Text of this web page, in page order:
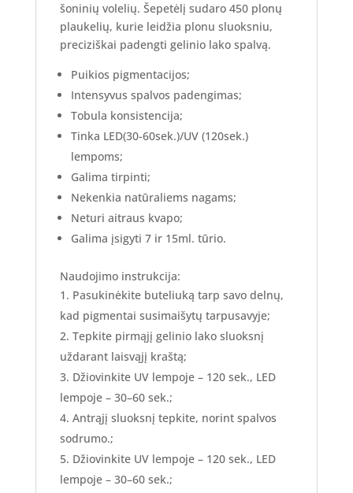
šoninių volelių. Šepetėlį sudaro 450 plonų
plaukelių, kurie leidžia plonu sluoksniu,
preciziškai padengti gelinio lako spalvą.
Puikios pigmentacijos;
Intensyvus spalvos padengimas;
Tobula konsistencija;
Tinka LED(30-60sek.)/UV (120sek.)
lempoms;
Galima tirpinti;
Nekenkia natūraliems nagams;
Neturi aitraus kvapo;
Galima įsigyti 7 ir 15ml. tūrio.
Naudojimo instrukcija:
Pasukinėkite buteliuką tarp savo delnų,
kad pigmentai susimaišytų tarpusavyje;
Tepkite pirmąjį gelinio lako sluoksnį
uždarant laisvąjį kraštą;
Džiovinkite UV lempoje – 120 sek., LED
lempoje – 30–60 sek.;
Antrąjį sluoksnį tepkite, norint spalvos
sodrumo.;
Džiovinkite UV lempoje – 120 sek., LED
lempoje – 30–60 sek.;